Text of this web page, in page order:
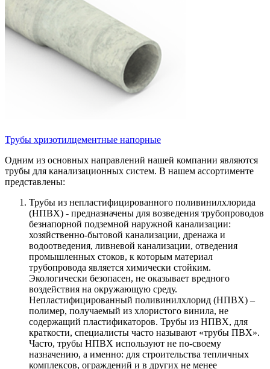
Трубы хризотилцементные напорные
Одним из основных направлений нашей компании являются
трубы для канализационных систем. В нашем ассортименте
представлены:
Трубы из непластифицированного поливинилхлорида
(НПВХ) - предназначены для возведения трубопроводов
безнапорной подземной наружной канализации:
хозяйственно-бытовой канализации, дренажа и
водоотведения, ливневой канализации, отведения
промышленных стоков, к которым материал
трубопровода является химически стойким.
Экологически безопасен, не оказывает вредного
воздействия на окружающую среду.
Непластифицированный поливинилхлорид (НПВХ) –
полимер, получаемый из хлористого винила, не
содержащий пластификаторов. Трубы из НПВХ, для
краткости, специалисты часто называют «трубы ПВХ».
Часто, трубы НПВХ используют не по-своему
назначению, а именно: для строительства тепличных
комплексов, ограждений и в других не менее